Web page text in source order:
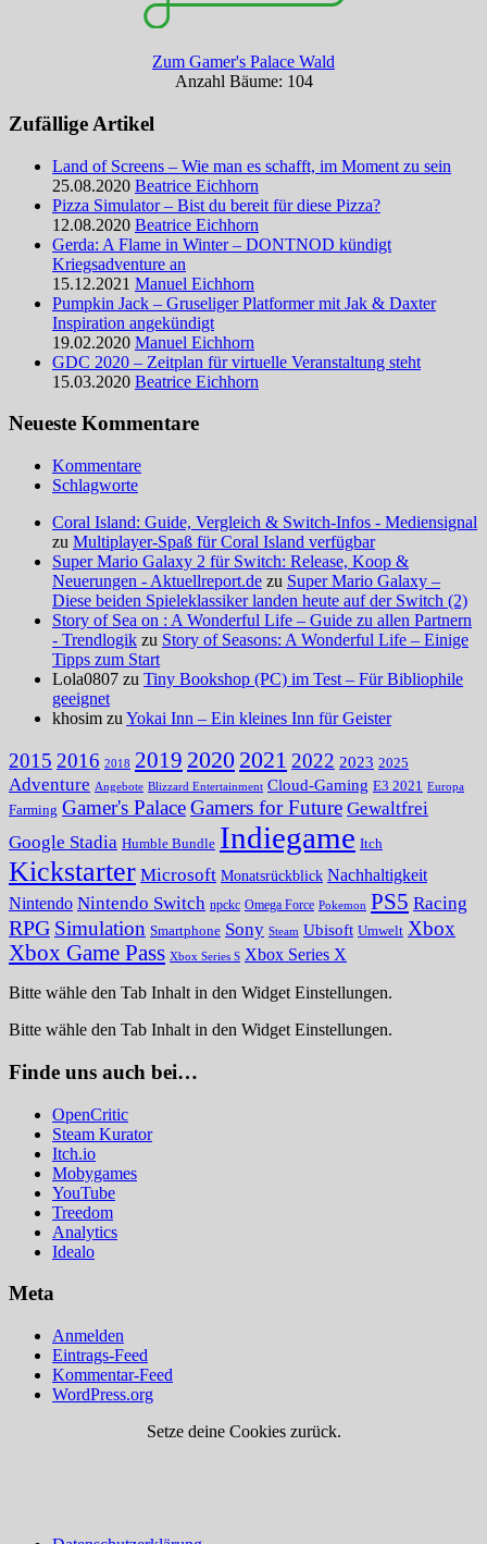
Zum Gamer's Palace Wald
Anzahl Bäume: 104
Zufällige Artikel
Land of Screens – Wie man es schafft, im Moment zu sein
25.08.2020 Beatrice Eichhorn
Pizza Simulator – Bist du bereit für diese Pizza?
12.08.2020 Beatrice Eichhorn
Gerda: A Flame in Winter – DONTNOD kündigt
Kriegsadventure an
15.12.2021 Manuel Eichhorn
Pumpkin Jack – Gruseliger Platformer mit Jak & Daxter
Inspiration angekündigt
19.02.2020 Manuel Eichhorn
GDC 2020 – Zeitplan für virtuelle Veranstaltung steht
15.03.2020 Beatrice Eichhorn
Neueste Kommentare
Kommentare
Schlagworte
Coral Island: Guide, Vergleich & Switch-Infos - Mediensignal
zu Multiplayer-Spaß für Coral Island verfügbar
Super Mario Galaxy 2 für Switch: Release, Koop &
Neuerungen - Aktuellreport.de zu Super Mario Galaxy –
Diese beiden Spieleklassiker landen heute auf der Switch (2)
Story of Sea on : A Wonderful Life – Guide zu allen Partnern
- Trendlogik zu Story of Seasons: A Wonderful Life – Einige
Tipps zum Start
Lola0807 zu Tiny Bookshop (PC) im Test – Für Bibliophile
geeignet
khosim zu Yokai Inn – Ein kleines Inn für Geister
2015 2016 2018 2019 2020 2021 2022 2023 2025
Adventure Angebote Blizzard Entertainment Cloud-Gaming E3 2021 Europa
Farming Gamer's PalaceGamers for Future Gewaltfrei
Google Stadia Humble Bundle Indiegame Itch
Kickstarter Microsoft Monatsrückblick Nachhaltigkeit
Nintendo Nintendo Switch npckc Omega Force Pokemon PS5 Racing
RPG Simulation Smartphone Sony Steam Ubisoft Umwelt Xbox
Xbox Game Pass Xbox Series S Xbox Series X
Bitte wähle den Tab Inhalt in den Widget Einstellungen.
Bitte wähle den Tab Inhalt in den Widget Einstellungen.
Finde uns auch bei…
OpenCritic
Steam Kurator
Itch.io
Mobygames
YouTube
Treedom
Analytics
Idealo
Meta
Anmelden
Eintrags-Feed
Kommentar-Feed
WordPress.org
Setze deine Cookies zurück.